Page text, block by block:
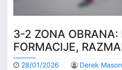
3-2 ZONA OBRANA:
FORMACIJE,
28/01/2026 Derek Mason